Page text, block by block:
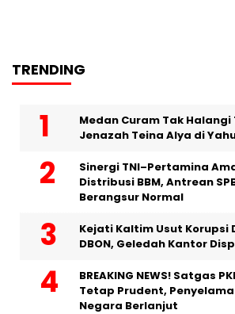
TRENDING
Medan Curam Tak Halangi
Jenazah Teina Alya di
Sinergi TNI–Pertamina
Distribusi BBM, Antrean
Berangsur Normal
Kejati Kaltim Usut Korupsi
DBON, Geledah Kantor
BREAKING NEWS! Satgas
Tetap Prudent,
Negara Berlanjut